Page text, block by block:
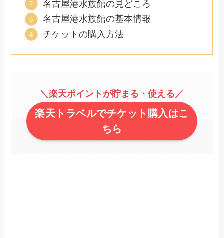
名古屋港水族館の見どころ
名古屋港水族館の基本情報
チケットの購入方法
＼楽天ポイントが貯まる・使える／
楽天トラベルでチケット購入はこ
ちら